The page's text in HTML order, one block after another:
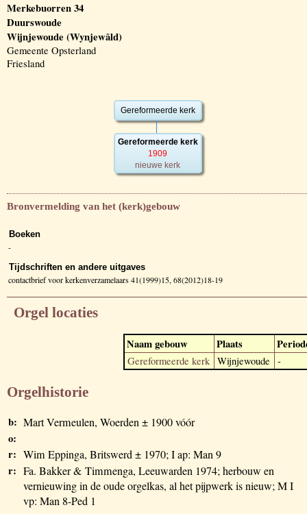
Merkebuorren 34
Duurswoude
Wijnjewoude (Wynjewâld)
Gemeente Opsterland
Friesland
Gereformeerde kerk
Gereformeerde kerk
1909
nieuwe kerk
Bronvermelding van het (kerk)gebouw
Boeken
-
Tijdschriften en andere uitgaves
contactbrief voor kerkenverzamelaars 41(1999)15, 68(2012)18-19
Orgel locaties
Naam gebouw Plaats
Gereformeerde kerk Wijnjewoude -
Orgelhistorie
b: Mart Vermeulen, Woerden ± 1900 vóór
o:
r: Wim Eppinga, Britswerd ± 1970; I ap: Man 9
r: Fa. Bakker & Timmenga, Leeuwarden 1974; herbouw en
vernieuwing in de oude orgelkas, al het pijpwerk is nieuw; M I
vp: Man 8-Ped 1